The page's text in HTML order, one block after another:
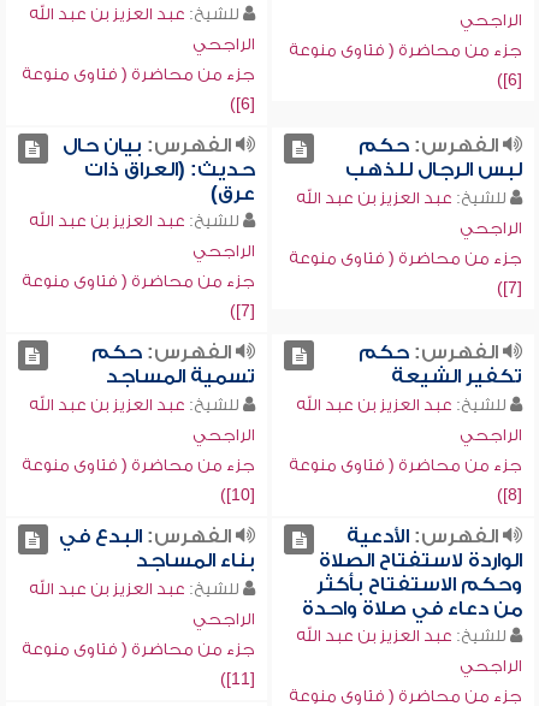
الراجحي
جزء من محاضرة ( فتاوى منوعة
[6])
للشيخ: عبد العزيز بن عبد الله
الراجحي
جزء من محاضرة ( فتاوى منوعة
[6])
الفهرس:حكم
لبس الرجال للذهب
للشيخ: عبد العزيز بن عبد الله
الراجحي
جزء من محاضرة ( فتاوى منوعة
[7])
الفهرس: بيان حال
حديث: (العراق ذات
عرق)
للشيخ: عبد العزيز بن عبد الله
الراجحي
جزء من محاضرة ( فتاوى منوعة
[7])
الفهرس:حكم
تكفير الشيعة
للشيخ: عبد العزيز بن عبد الله
الراجحي
جزء من محاضرة ( فتاوى منوعة
[8])
الفهرس:حكم
تسمية المساجد
للشيخ: عبد العزيز بن عبد الله
الراجحي
جزء من محاضرة ( فتاوى منوعة
[10])
الفهرس:الأدعية
الواردة لاستفتاح الصلاة
وحكم الاستفتاح بأكثر
من دعاء في صلاة واحدة
للشيخ: عبد العزيز بن عبد الله
الراجحي
جزء من محاضرة ( فتاوى منوعة
الفهرس:البدع في
بناء المساجد
للشيخ: عبد العزيز بن عبد الله
الراجحي
جزء من محاضرة ( فتاوى منوعة
[11])